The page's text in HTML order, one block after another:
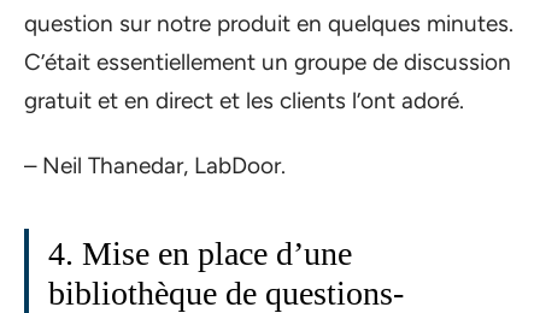
question sur notre produit en quelques minutes.
C’était essentiellement un groupe de discussion
gratuit et en direct et les clients l’ont adoré.
– Neil Thanedar, LabDoor.
4. Mise en place d’une
bibliothèque de questions-